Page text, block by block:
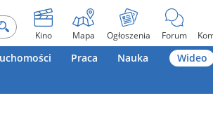
Kino Mapa Ogłoszenia Forum
Praca Nauka
Wideo